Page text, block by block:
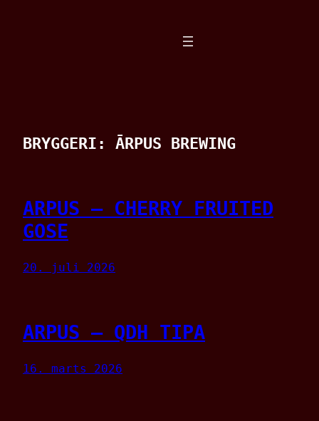
BRYGGERI: ĀRPUS BREWING
ARPUS – CHERRY FRUITED
GOSE
20. juli 2026
ARPUS – QDH TIPA
16. marts 2026